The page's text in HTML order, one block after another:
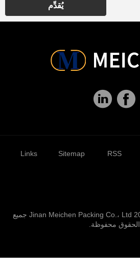
يُقدِّم
Links Sitemap RSS
حقوق الطبع والنشر © 2021 Jinan Meichen Packing Co.، Ltd جميع
الحقوق محفوظة.